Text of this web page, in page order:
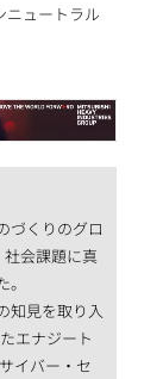
ニュートラル
づくりのグロ
会課題に真
知見を取り入
エナジート
イバー・セ